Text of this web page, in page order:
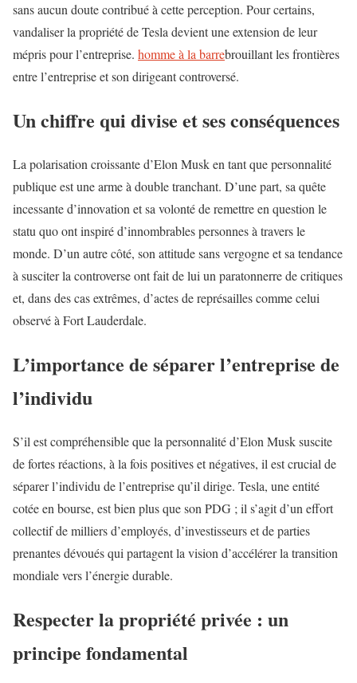
sans aucun doute contribué à cette perception. Pour certains,
vandaliser la propriété de Tesla devient une extension de leur
mépris pour l’entreprise. homme à la barrebrouillant les frontières
entre l’entreprise et son dirigeant controversé.
Un chiffre qui divise et ses conséquences
La polarisation croissante d’Elon Musk en tant que personnalité
publique est une arme à double tranchant. D’une part, sa quête
incessante d’innovation et sa volonté de remettre en question le
statu quo ont inspiré d’innombrables personnes à travers le
monde. D’un autre côté, son attitude sans vergogne et sa tendance
à susciter la controverse ont fait de lui un paratonnerre de critiques
et, dans des cas extrêmes, d’actes de représailles comme celui
observé à Fort Lauderdale.
L’importance de séparer l’entreprise de
l’individu
S’il est compréhensible que la personnalité d’Elon Musk suscite
de fortes réactions, à la fois positives et négatives, il est crucial de
séparer l’individu de l’entreprise qu’il dirige. Tesla, une entité
cotée en bourse, est bien plus que son PDG ; il s’agit d’un effort
collectif de milliers d’employés, d’investisseurs et de parties
prenantes dévoués qui partagent la vision d’accélérer la transition
mondiale vers l’énergie durable.
Respecter la propriété privée : un
principe fondamental